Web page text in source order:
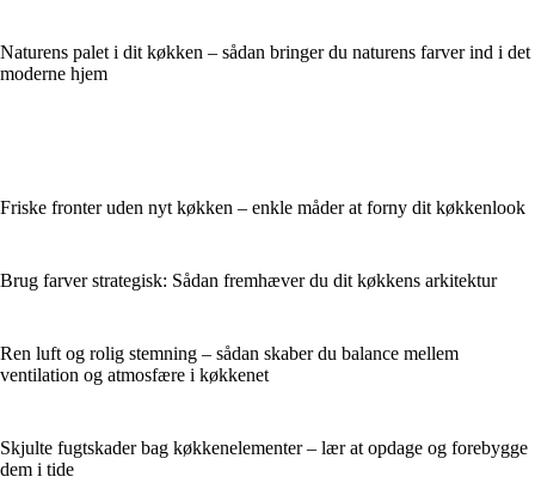
Naturens palet i dit køkken – sådan bringer du naturens farver ind i det
moderne hjem
Friske fronter uden nyt køkken – enkle måder at forny dit køkkenlook
Brug farver strategisk: Sådan fremhæver du dit køkkens arkitektur
Ren luft og rolig stemning – sådan skaber du balance mellem
ventilation og atmosfære i køkkenet
Skjulte fugtskader bag køkkenelementer – lær at opdage og forebygge
dem i tide